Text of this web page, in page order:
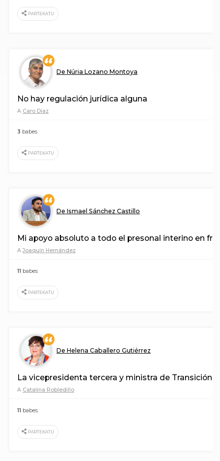
PARTEKATU
De Núria Lozano Montoya
No hay regulación jurídica alguna
A Caro Diaz
3 babes
PARTEKATU
De Ismael Sánchez Castillo
Mi apoyo absoluto a todo el presonal interino en
A Joaquin Hernández
11 babes
PARTEKATU
De Helena Caballero Gutiérrez
La vicepresidenta tercera y ministra de Transición
A Catalina Robledillo
11 babes
PARTEKATU